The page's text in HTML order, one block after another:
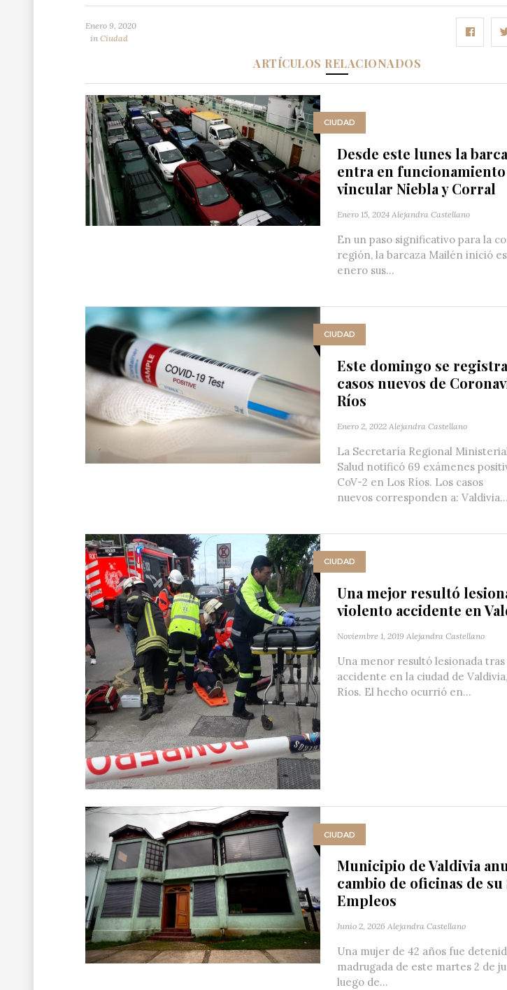
Enero 9, 2020
in Ciudad
ARTÍCULOS RELACIONADOS
CIUDAD
Desde este lunes la
entra en
vincular Niebla y Corral
Enero 15, 2024 Alejandra Castellano
En un paso significativo para la
región, la barcaza Mailén inició
enero sus...
CIUDAD
Este domingo se
casos nuevos de
Ríos
Enero 2, 2022 Alejandra Castellano
La Secretaría Regional
Salud notificó 69 exámenes
CoV-2 en Los Ríos. Los casos
nuevos corresponden a: Valdivia...
CIUDAD
Una mejor resultó
violento accidente en
Noviembre 1, 2019 Alejandra Castellano
Una menor resultó lesionada
accidente en la ciudad de
Ríos. El hecho ocurrió en...
CIUDAD
Municipio de Valdivia
cambio de oficinas de su
Empleos
Junio 2, 2026 Alejandra Castellano
Una mujer de 42 años fue
madrugada de este martes 2 de
luego de...